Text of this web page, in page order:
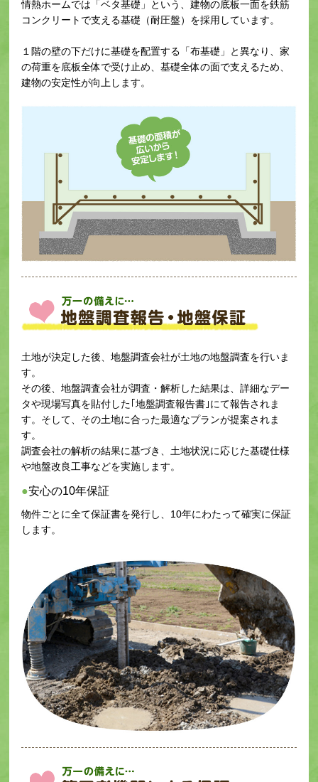
情熱ホームでは「ベタ基礎」という、建物の底板一面を鉄筋
コンクリートで支える基礎（耐圧盤）を採用しています。
１階の壁の下だけに基礎を配置する「布基礎」と異なり、家
の荷重を底板全体で受け止め、基礎全体の面で支えるため、
建物の安定性が向上します。
土地が決定した後、地盤調査会社が土地の地盤調査を行いま
す。
その後、地盤調査会社が調査・解析した結果は、詳細なデー
タや現場写真を貼付した｢地盤調査報告書｣にて報告されま
す。そして、その土地に合った最適なプランが提案されま
す。
調査会社の解析の結果に基づき、土地状況に応じた基礎仕様
や地盤改良工事などを実施します。
安心の10年保証
物件ごとに全て保証書を発行し、10年にわたって確実に保証
します。